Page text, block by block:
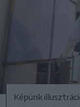
Képünk